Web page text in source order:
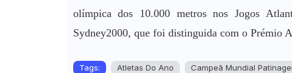
olímpica dos 10.000 metros nos Jogos
Sydney2000, que foi distinguida com o Prémio
Tags: Atletas Do Ano Campeã Mundial